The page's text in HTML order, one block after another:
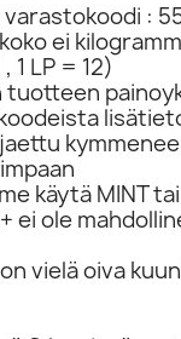
varastokoodi :
ei
1 LP = 12)
tuotteen
käytä MINT
ei ole
vielä oiva